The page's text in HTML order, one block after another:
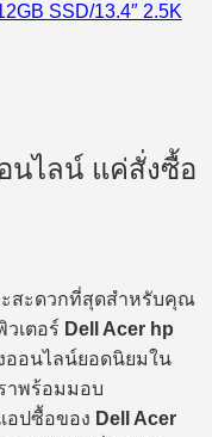
SSD/13.4″ 2.5K
นไลน์ แค่สั่งซื้อ
ะสะดวกที่สุดสำหรับคุณ
เตอร์ Dell Acer hp
ออนไลน์ยอดนิยมใน
าพร้อมมอบ
อปซื้อของ Dell Acer